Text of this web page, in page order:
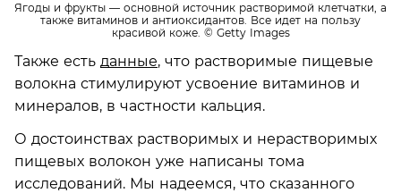
Ягоды и фрукты — основной источник растворимой клетчатки, а
также витаминов и антиоксидантов. Все идет на пользу
красивой коже. © Getty Images
Также есть данные, что растворимые пищевые
волокна стимулируют усвоение витаминов и
минералов, в частности кальция.
О достоинствах растворимых и нерастворимых
пищевых волокон уже написаны тома
исследований. Мы надеемся, что сказанного